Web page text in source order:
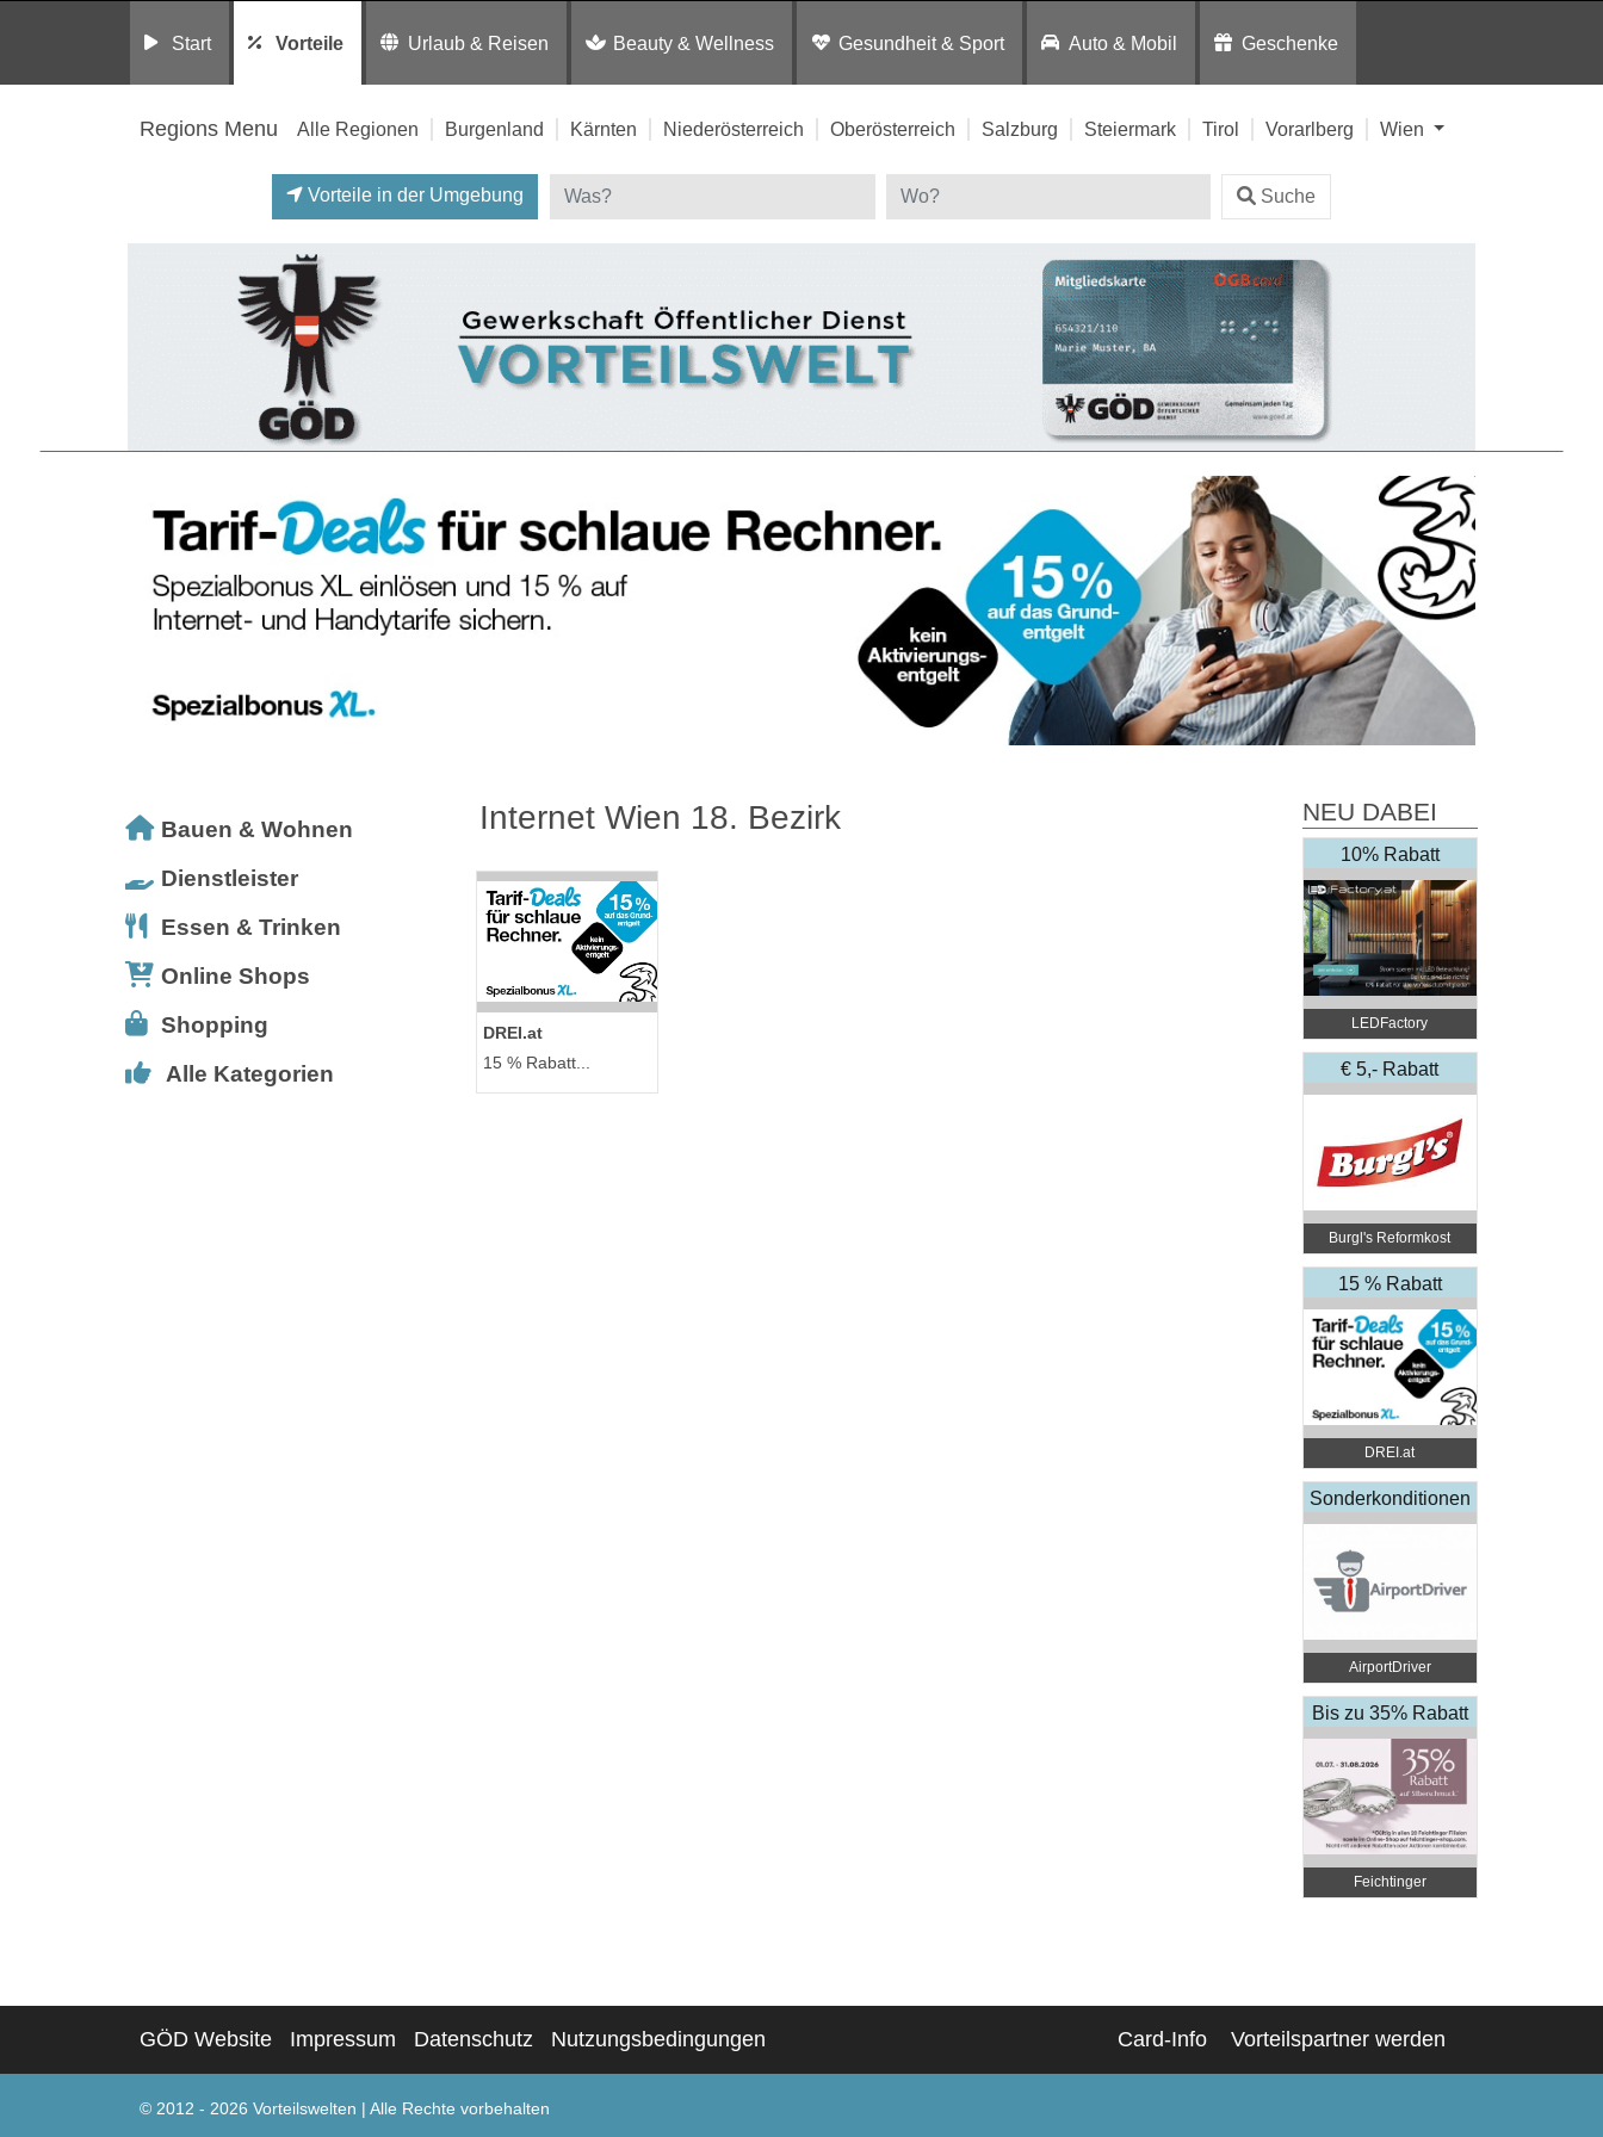
Start Vorteile Urlaub & Reisen Beauty & Wellness Gesundheit & Sport Auto & Mobil Geschenke
Regions Menu Alle Regionen Burgenland Kärnten Niederösterreich Oberösterreich Salzburg Steiermark Tirol Vorarlberg Wien
Vorteile in der Umgebung Suche
Bauen & Wohnen
Dienstleister
Essen & Trinken
Online Shops
Shopping
Alle Kategorien
Internet Wien 18. Bezirk
DREI.at
15 % Rabatt...
NEU DABEI
10% Rabatt
LEDFactory
€ 5,- Rabatt
Burgl's Reformkost
15 % Rabatt
DREI.at
Sonderkonditionen
AirportDriver
Bis zu 35% Rabatt
Feichtinger
Schmuckhandel
GÖD Website Impressum Datenschutz Nutzungsbedingungen Card-Info Vorteilspartner werden
© 2012 - 2026 Vorteilswelten | Alle Rechte vorbehalten